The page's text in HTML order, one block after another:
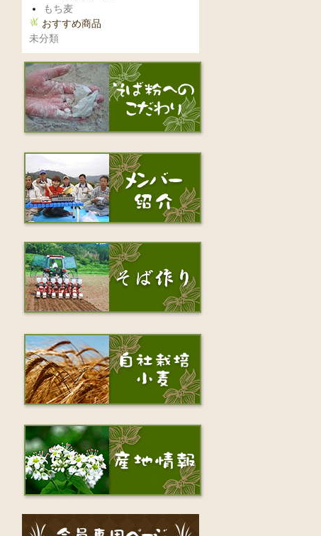
もち麦
おすすめ商品
未分類